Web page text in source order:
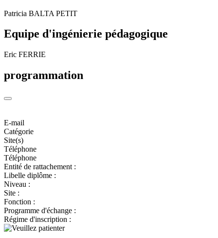
Patricia BALTA PETIT
Equipe d'ingénierie pédagogique
Eric FERRIE
programmation
E-mail
Catégorie
Site(s)
Téléphone
Téléphone
Entité de rattachement :
Libelle diplôme :
Niveau :
Site :
Fonction :
Programme d'échange :
Régime d'inscription :